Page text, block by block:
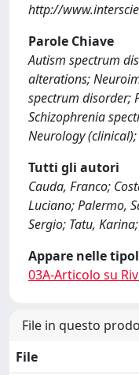
http://
Parole Chiave
Autism spectrum
alterations;
spectrum disorder;
Schizophrenia
Neurology
Tutti gli autori
Cauda, Franco;
Luciano; Palermo,
Sergio; Tatu,
Appare nelle
03A-Articolo su
File in questo
File